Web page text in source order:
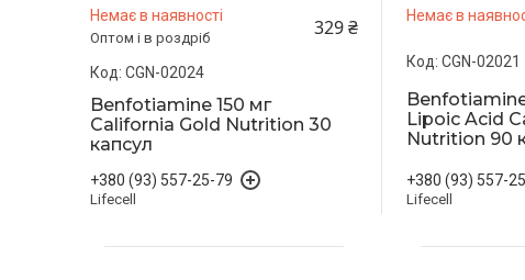
Немає в наявності
Оптом і в роздріб 329 ₴
CGN-02024
Benfotiamine 150 мг
California Gold Nutrition 30
капсул
+380 (93) 557-25-79
Lifecell
Немає в
CGN-02021
Lipoic Acid
Nutrition 90
+380 (93) 557-
Lifecell